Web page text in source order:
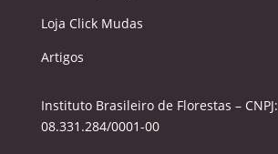
Loja Click Mudas
Artigos
Instituto Brasileiro de Florestas – CNPJ:
08.331.284/0001-00